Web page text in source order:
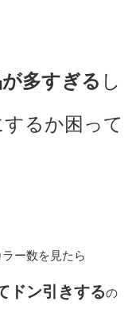
多すぎる し
するか困って
ー数を見たら
ドン引きするの